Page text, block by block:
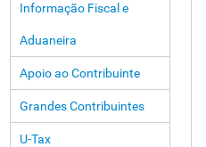
Informação Fiscal e
Aduaneira
Apoio ao Contribuinte
Grandes Contribuintes
U-Tax